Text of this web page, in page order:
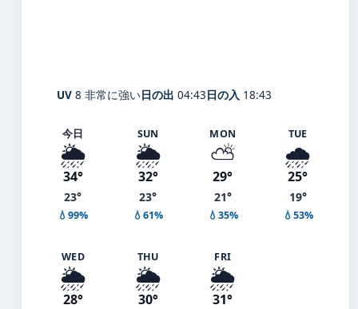
UV 8 非常に強い日の出 04:43日の入 18:43
今日
🌦️
34°
23°
💧99%
SUN
🌦️
32°
23°
💧61%
MON
⛅
29°
21°
💧35%
TUE
🌧️
25°
19°
💧53%
WED
🌦️
28°
THU
🌦️
30°
FRI
🌦️
31°